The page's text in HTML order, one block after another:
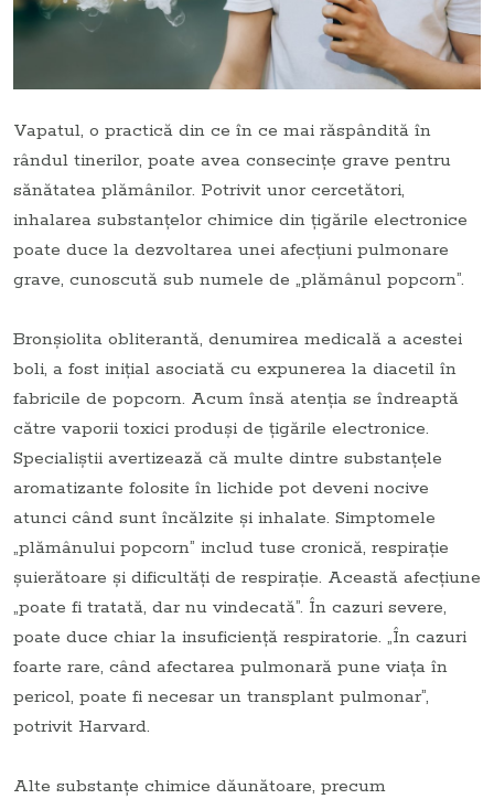
Vapatul, o practică din ce în ce mai răspândită în
rândul tinerilor, poate avea consecințe grave pentru
sănătatea plămânilor. Potrivit unor cercetători,
inhalarea substanțelor chimice din țigările electronice
poate duce la dezvoltarea unei afecțiuni pulmonare
grave, cunoscută sub numele de „plămânul popcorn”.
Bronșiolita obliterantă, denumirea medicală a acestei
boli, a fost inițial asociată cu expunerea la diacetil în
fabricile de popcorn. Acum însă atenția se îndreaptă
către vaporii toxici produși de țigările electronice.
Specialiștii avertizează că multe dintre substanțele
aromatizante folosite în lichide pot deveni nocive
atunci când sunt încălzite și inhalate. Simptomele
„plămânului popcorn” includ tuse cronică, respirație
șuierătoare și dificultăți de respirație. Această afecțiune
„poate fi tratată, dar nu vindecată”. În cazuri severe,
poate duce chiar la insuficiență respiratorie. „În cazuri
foarte rare, când afectarea pulmonară pune viața în
pericol, poate fi necesar un transplant pulmonar”,
potrivit Harvard.
Alte substanțe chimice dăunătoare, precum